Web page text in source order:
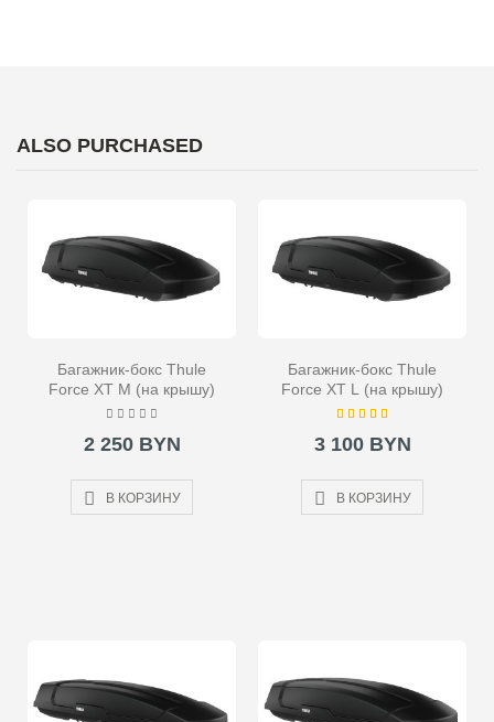
ALSO PURCHASED
Багажник-бокс Thule
Force XT M (на крышу)
2 250 BYN
В КОРЗИНУ
Багажник-бокс Thule
Force XT L (на крышу)
3 100 BYN
В КОРЗИНУ